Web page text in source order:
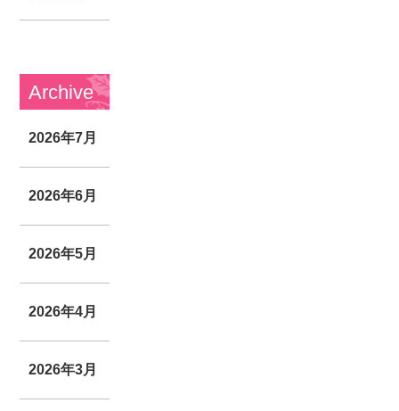
Archive
2026年7月
2026年6月
2026年5月
2026年4月
2026年3月